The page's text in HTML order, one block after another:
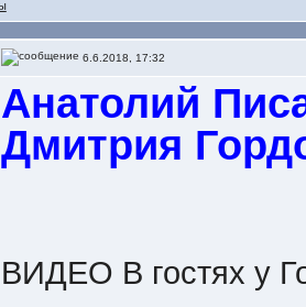
6.6.2018, 17:32
Анатолий
Дмитрия
ВИДЕО В гостях у